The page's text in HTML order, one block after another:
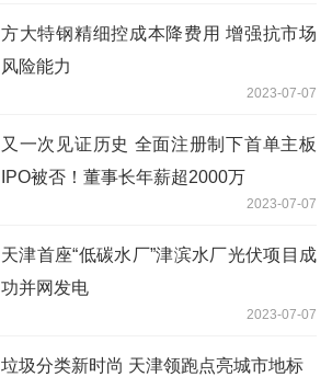
方大特钢精细控成本降费用 增强抗市场
风险能力
2023-07-07
又一次见证历史 全面注册制下首单主板
IPO被否！董事长年薪超2000万
2023-07-07
天津首座“低碳水厂”津滨水厂光伏项目成
功并网发电
2023-07-07
垃圾分类新时尚 天津领跑点亮城市地标